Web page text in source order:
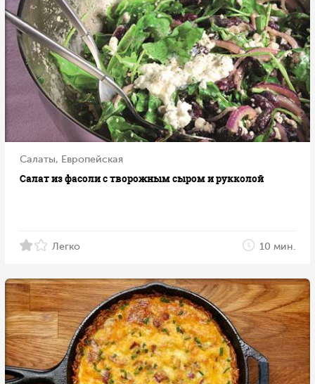
Салаты, Европейская
Салат из фасоли с творожным сыром и рукколой
Легко 10 мин.